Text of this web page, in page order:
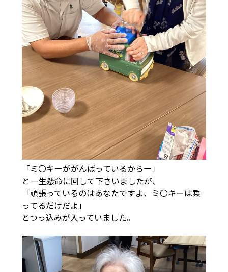
「ミ〇キーががんばっているからー」
と一生懸命に回して下さいましたが、
「頑張っているのはあなたですよ、ミ〇キーは乗
ってるだけだよ」
とつっ込みが入っていました。